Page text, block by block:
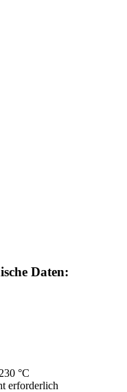
Daten:
°C
erforderlich